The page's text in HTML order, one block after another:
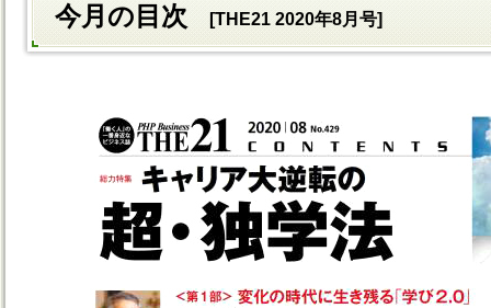
今月の目次 [THE21 2020年8月号]